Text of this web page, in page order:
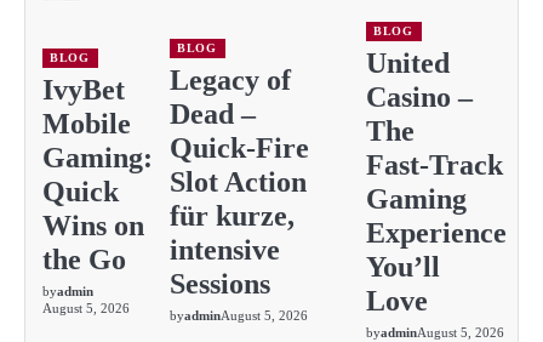
BLOG
IvyBet
Mobile
Gaming:
Quick
Wins on
the Go
byadmin
August 5, 2026
BLOG
Legacy of
Dead –
Quick‑Fire
Slot Action
für kurze,
intensive
Sessions
byadminAugust 5, 2026
BLOG
United
Casino –
The
Fast‑Track
Gaming
Experience
You’ll
Love
byadminAugust 5, 2026